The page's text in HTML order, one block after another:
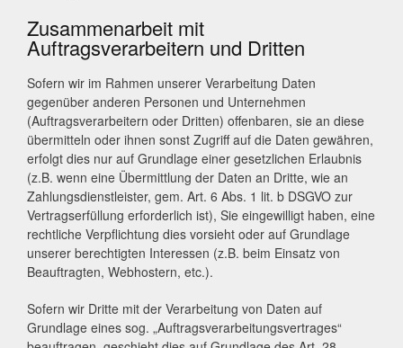
Zusammenarbeit mit
Auftragsverarbeitern und Dritten
Sofern wir im Rahmen unserer Verarbeitung Daten
gegenüber anderen Personen und Unternehmen
(Auftragsverarbeitern oder Dritten) offenbaren, sie an diese
übermitteln oder ihnen sonst Zugriff auf die Daten gewähren,
erfolgt dies nur auf Grundlage einer gesetzlichen Erlaubnis
(z.B. wenn eine Übermittlung der Daten an Dritte, wie an
Zahlungsdienstleister, gem. Art. 6 Abs. 1 lit. b DSGVO zur
Vertragserfüllung erforderlich ist), Sie eingewilligt haben, eine
rechtliche Verpflichtung dies vorsieht oder auf Grundlage
unserer berechtigten Interessen (z.B. beim Einsatz von
Beauftragten, Webhostern, etc.).
Sofern wir Dritte mit der Verarbeitung von Daten auf
Grundlage eines sog. „Auftragsverarbeitungsvertrages“